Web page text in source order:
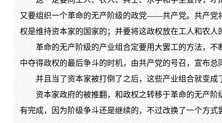
又要组织一个革命的无产阶级的政党——共产党。共产
权是维持资本家的国家的；并要将这政权放在工人和农
革命的无产阶级的产业组合定要用大罢工的方法，不
中夺得政权的最后争斗的时机，由共产党的号召，宣布
并且当了资本家被打倒了之后，这些产业组合就变成
资本家政府的被推翻，和政权之转移于革命的无产阶
有完成，因为阶级争斗还是继续的，不过改换了一个方